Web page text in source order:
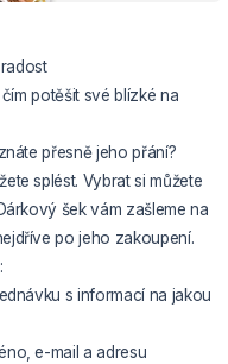
potěšit své blízké na
přesně jeho přání?
splést. Vybrat si můžete
šek vám zašleme na
po jeho zakoupení.
s informací na jakou
e-mail a adresu